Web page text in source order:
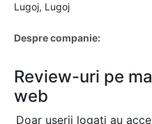
Lugoj, Lugoj
Despre companie:
Review-uri pe
web
Doar userii logați au